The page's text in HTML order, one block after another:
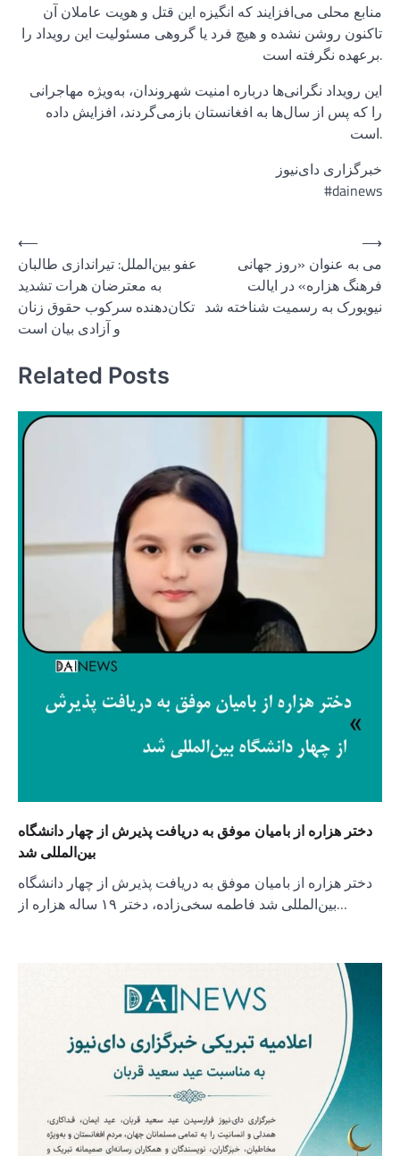
منابع محلی می‌افزایند که انگیزه این قتل و هویت عاملان آن
تاکنون روشن نشده و هیچ فرد یا گروهی مسئولیت این رویداد را
برعهده نگرفته است.
این رویداد نگرانی‌ها درباره امنیت شهروندان، به‌ویژه مهاجرانی
را که پس از سال‌ها به افغانستان بازمی‌گردند، افزایش داده
است.
خبرگزاری دای‌نیوز
#dainews
Post
navigation
⟵
عفو بین‌الملل: تیراندازی طالبان
به معترضان هرات تشدید
تکان‌دهنده سرکوب حقوق زنان
و آزادی بیان است
می به عنوان «روز جهانی
فرهنگ هزاره» در ایالت
نیویورک به رسمیت شناخته شد
⟶
Related Posts
دختر هزاره از بامیان موفق به دریافت پذیرش از چهار دانشگاه
بین‌المللی شد
دختر هزاره از بامیان موفق به دریافت پذیرش از چهار دانشگاه
بین‌المللی شد فاطمه سخی‌زاده، دختر ۱۹ ساله هزاره از…